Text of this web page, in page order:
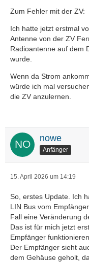
Zum Fehler mit der ZV:
Ich hatte jetzt erstmal
Antenne von der ZV
Radioantenne auf dem
wurde.
Wenn da Strom
würde ich mal
die ZV anzulernen.
nowe
Anfänger
15. April 2026 um 14:19
So, erstes Update. Ich
LIN Bus vom
Fall eine Veränderung
Das ist für mich jetzt
Empfänger funktionieren.
Der Empfänger sieht
dem Gehäuse geholt,